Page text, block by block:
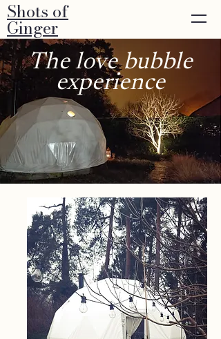
Shots of
Ginger
The love bubble
experience